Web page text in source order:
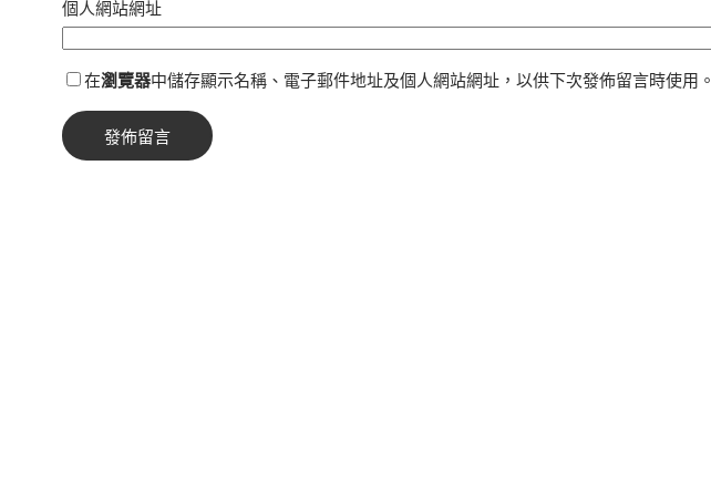
個人網站網址
在瀏覽器中儲存顯示名稱、電子郵件地址及個人網站網址，以供下次發佈留言時使用。